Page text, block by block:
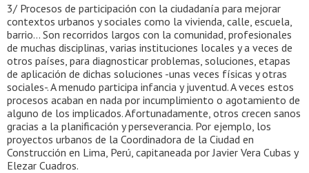
3/ Procesos de participación con la ciudadanía para mejorar
contextos urbanos y sociales como la vivienda, calle, escuela,
barrio… Son recorridos largos con la comunidad, profesionales
de muchas disciplinas, varias instituciones locales y a veces de
otros países, para diagnosticar problemas, soluciones, etapas
de aplicación de dichas soluciones -unas veces físicas y otras
sociales-. A menudo participa infancia y juventud. A veces estos
procesos acaban en nada por incumplimiento o agotamiento de
alguno de los implicados. Afortunadamente, otros crecen sanos
gracias a la planificación y perseverancia. Por ejemplo, los
proyectos urbanos de la Coordinadora de la Ciudad en
Construcción en Lima, Perú, capitaneada por Javier Vera Cubas y
Elezar Cuadros.